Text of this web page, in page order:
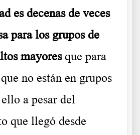
es decenas de veces
para los grupos de
mayoresque para
no están en grupos
a pesar del
que llegó desde